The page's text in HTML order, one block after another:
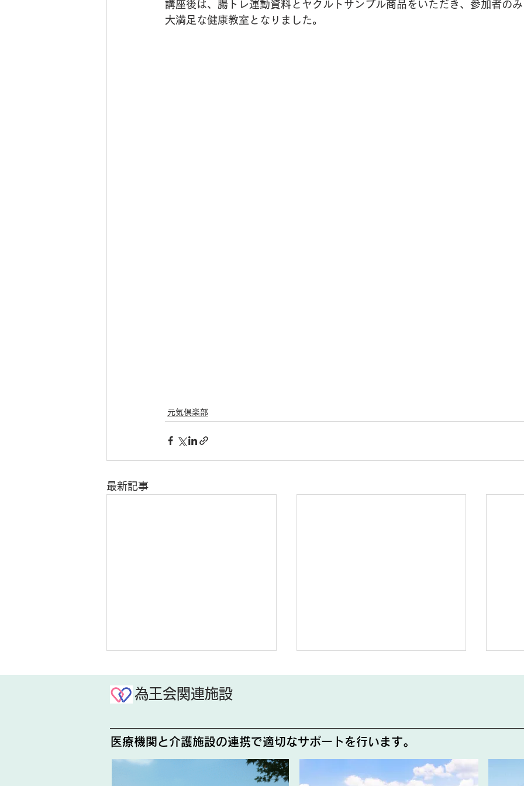
講座後は、腸トレ運動資料とヤクルトサンプル商品をいただき、参加者の
大満足な健康教室となりました。
元気倶楽部
最新記事
笑顔
為王会関連施設
医療機関と介護施設の連携で適切なサポートを行います。